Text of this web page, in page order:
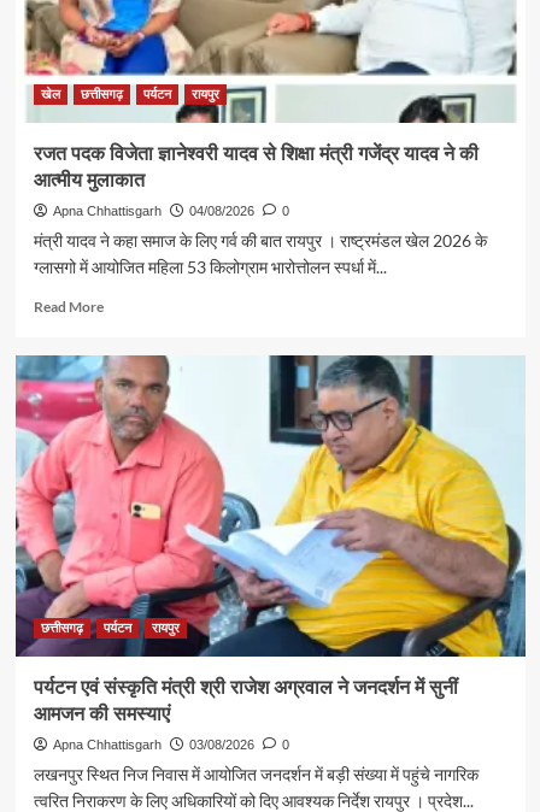
खेल छत्तीसगढ़ पर्यटन रायपुर
रजत पदक विजेता ज्ञानेश्वरी यादव से शिक्षा मंत्री गजेंद्र यादव ने की
आत्मीय मुलाकात
Apna Chhattisgarh 04/08/2026 0
मंत्री यादव ने कहा समाज के लिए गर्व की बात रायपुर । राष्ट्रमंडल खेल 2026 के
ग्लासगो में आयोजित महिला 53 किलोग्राम भारोत्तोलन स्पर्धा में...
Read MoreRead
रजत
पदक
विजेता
ज्ञानेश्वरी
यादव
शिक्षा
मंत्री
गजेंद्र
यादव
ने
की
छत्तीसगढ़ पर्यटन रायपुर
पर्यटन एवं संस्कृति मंत्री श्री राजेश अग्रवाल ने जनदर्शन में सुनीं
आमजन की समस्याएं
Apna Chhattisgarh 03/08/2026 0
लखनपुर स्थित निज निवास में आयोजित जनदर्शन में बड़ी संख्या में पहुंचे नागरिक
त्वरित निराकरण के लिए अधिकारियों को दिए आवश्यक निर्देश रायपुर । प्रदेश...